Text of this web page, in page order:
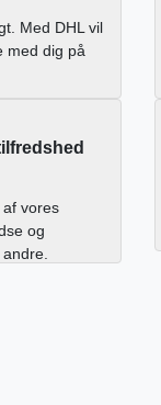
Med DHL vil
med dig på
vores
og